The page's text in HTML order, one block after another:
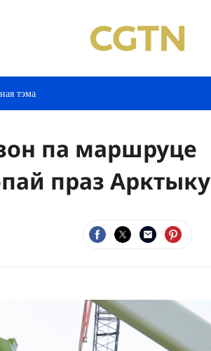
тэма
па маршруце
праз Арктыку